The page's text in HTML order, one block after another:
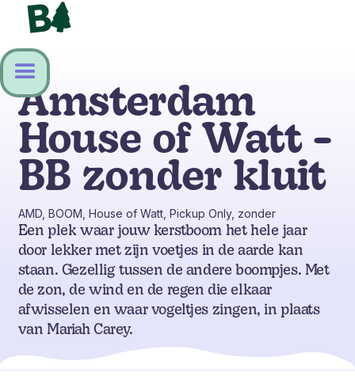
Amsterdam
House of Watt -
BB zonder kluit
AMD, BOOM, House of Watt, Pickup Only, zonder
Een plek waar jouw kerstboom het hele jaar
door lekker met zijn voetjes in de aarde kan
staan. Gezellig tussen de andere boompjes. Met
de zon, de wind en de regen die elkaar
afwisselen en waar vogeltjes zingen, in plaats
van Mariah Carey.